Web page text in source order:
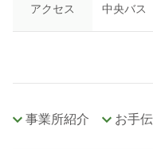
アクセス 中央バ
事業所紹介 お手